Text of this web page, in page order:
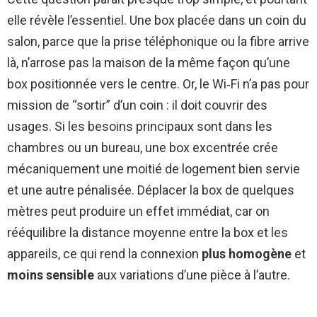
elle révèle l’essentiel. Une box placée dans un coin du
salon, parce que la prise téléphonique ou la fibre arrive
là, n’arrose pas la maison de la même façon qu’une
box positionnée vers le centre. Or, le Wi‑Fi n’a pas pour
mission de “sortir” d’un coin : il doit couvrir des
usages. Si les besoins principaux sont dans les
chambres ou un bureau, une box excentrée crée
mécaniquement une moitié de logement bien servie
et une autre pénalisée. Déplacer la box de quelques
mètres peut produire un effet immédiat, car on
rééquilibre la distance moyenne entre la box et les
appareils, ce qui rend la connexion plus homogène et
moins sensible aux variations d’une pièce à l’autre.